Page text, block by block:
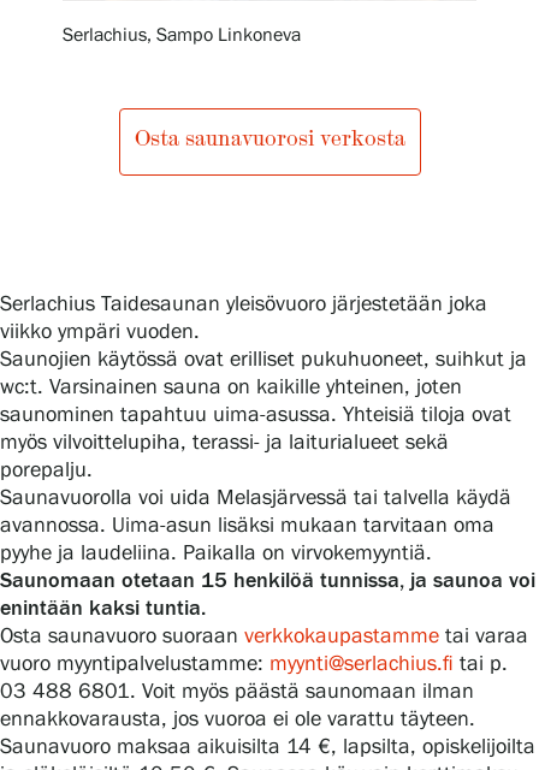
SERLACHIUS+
Gösta Serlachiuksen taidesäätiö
Yhteystiedot
Ravintola Gösta
Serlachius Taidesauna
Serlachius Art & Sauna Express
Medialle
Vastuullisuus
Esteettömyys
Serlachius, Sampo Linkoneva
Osta saunavuorosi verkosta
Serlachius Taidesaunan yleisövuoro järjestetään joka
viikko ympäri vuoden.
Saunojien käytössä ovat erilliset pukuhuoneet, suihkut ja
wc:t. Varsinainen sauna on kaikille yhteinen, joten
saunominen tapahtuu uima-asussa. Yhteisiä tiloja ovat
myös vilvoittelupiha, terassi- ja laiturialueet sekä
porepalju.
Saunavuorolla voi uida Melasjärvessä tai talvella käydä
avannossa. Uima-asun lisäksi mukaan tarvitaan oma
pyyhe ja laudeliina. Paikalla on virvokemyyntiä.
Saunomaan otetaan 15 henkilöä tunnissa, ja saunoa voi
enintään kaksi tuntia.
Osta saunavuoro suoraan verkkokaupastamme tai varaa
vuoro myyntipalvelustamme: myynti@serlachius.fi tai p.
03 488 6801. Voit myös päästä saunomaan ilman
ennakkovarausta, jos vuoroa ei ole varattu täyteen.
Saunavuoro maksaa aikuisilta 14 €, lapsilta, opiskelijoilta